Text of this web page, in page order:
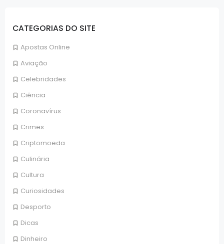
CATEGORIAS DO SITE
Apostas Online
Aviação
Celebridades
Ciência
Coronavírus
Crimes
Criptomoeda
Culinária
Cultura
Curiosidades
Desporto
Dicas
Dinheiro